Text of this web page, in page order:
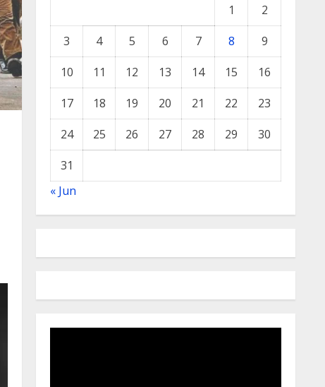
1
2
3
4 5 6 7 8
9
10
11 12 13 14 15
16
17
18 19 20 21 22
23
24
25 26 27 28 29
30
31
« Jun